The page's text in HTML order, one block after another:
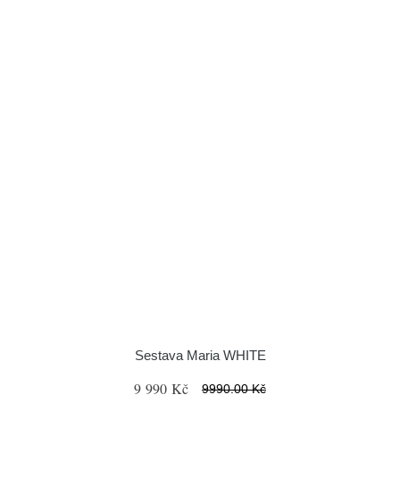
Sestava Maria WHITE
9 990 Kč 9990.00 Kč